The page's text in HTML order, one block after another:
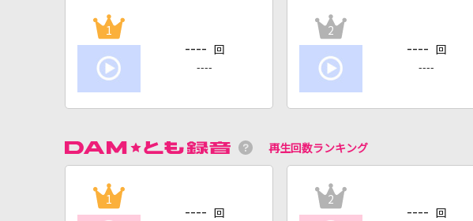
1
---- 回
----
2
---- 回
----
再生回数ランキング
1
---- 回
2
---- 回